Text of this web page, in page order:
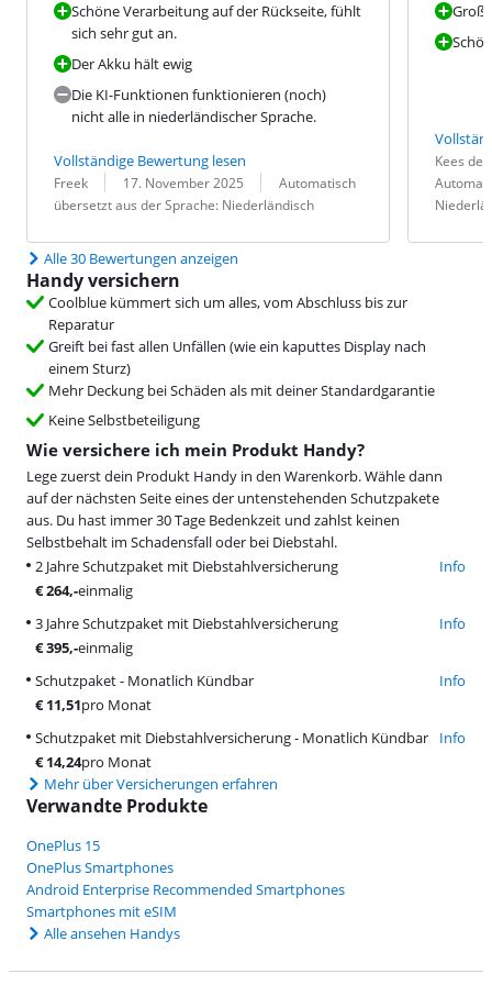
Schöne Verarbeitung auf der Rückseite, fühlt
sich sehr gut an.
Der Akku hält ewig
Die KI-Funktionen funktionieren (noch)
nicht alle in niederländischer Sprache.
Vollständige Bewertung lesen
Bewertung von:
Freek
Datum: 17. November 2025
Übersetzung:
Automatisch
übersetzt aus der Sprache: Niederländisch
Bewertung
Kees de
Datum:
Alle 30 Bewertungen anzeigen
Handy versichern
Coolblue kümmert sich um alles, vom Abschluss bis zur
Reparatur
Greift bei fast allen Unfällen (wie ein kaputtes Display nach
einem Sturz)
Mehr Deckung bei Schäden als mit deiner Standardgarantie
Keine Selbstbeteiligung
Wie versichere ich mein Produkt Handy?
Lege zuerst dein Produkt Handy in den Warenkorb. Wähle dann
auf der nächsten Seite eines der untenstehenden Schutzpakete
aus. Du hast immer 30 Tage Bedenkzeit und zahlst keinen
Selbstbehalt im Schadensfall oder bei Diebstahl.
2 Jahre Schutzpaket mit Diebstahlversicherung
Info
€264,-einmalig
3 Jahre Schutzpaket mit Diebstahlversicherung
Info
€395,-einmalig
Schutzpaket - Monatlich Kündbar
Info
€11,51pro Monat
Schutzpaket mit Diebstahlversicherung - Monatlich Kündbar
Info
€14,24pro Monat
Mehr über Versicherungen erfahren
Verwandte Produkte
OnePlus 15
OnePlus Smartphones
Android Enterprise Recommended Smartphones
Smartphones mit eSIM
Alle ansehen Handys